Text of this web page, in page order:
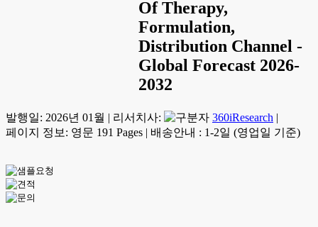
Of Therapy,
Formulation,
Distribution Channel -
Global Forecast 2026-
2032
발행일: 2026년 01월 | 리서치사: 360iResearch |
페이지 정보: 영문 191 Pages | 배송안내 : 1-2일 (영업일 기준)